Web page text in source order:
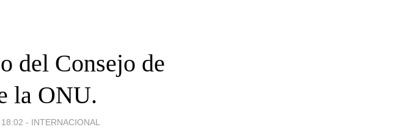
del Consejo de
la ONU.
- INTERNACIONAL